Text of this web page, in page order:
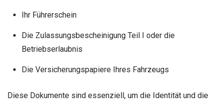
Ihr Führerschein
Die Zulassungsbescheinigung Teil I oder die
Betriebserlaubnis
Die Versicherungspapiere Ihres Fahrzeugs
Diese Dokumente sind essenziell, um die Identität und die